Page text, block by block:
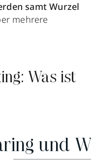
samt Wurzel
mehrere
Was ist
und